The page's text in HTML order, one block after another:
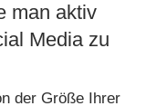
man aktiv
Media zu
der Größe Ihrer